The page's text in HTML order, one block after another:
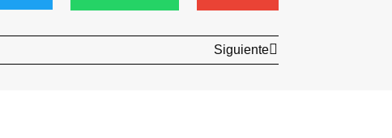
Siguiente